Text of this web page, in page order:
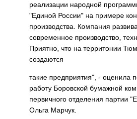
реализации народной
"Единой России" на примере
производства. Компания
современное производство,
Приятно, что на территонии
создаются
такие предприятия", - оценила
работу Боровской бумажной
первичного отделения партии
Ольга Марчук.